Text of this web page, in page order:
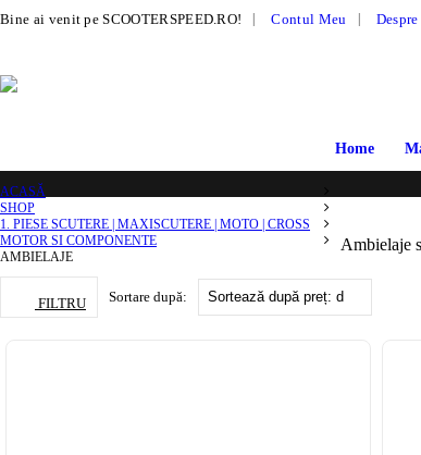
Bine ai venit pe SCOOTERSPEED.RO! Contul Meu
Home
ACASĂ
SHOP
1. PIESE SCUTERE | MAXISCUTERE | MOTO | CROSS
MOTOR SI COMPONENTE
AMBIELAJE
Ambielaje
FILTRU Sortare după: